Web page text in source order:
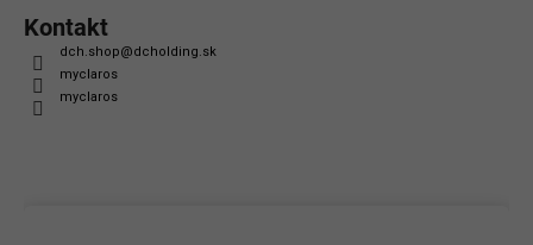
Kontakt
dch.shop@dcholding.sk
myclaros
myclaros